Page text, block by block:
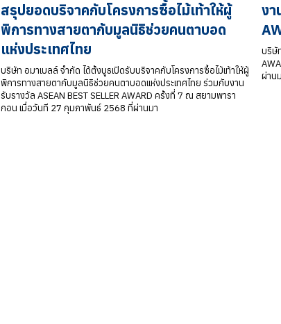
สรุปยอดบริจาคกับโครงการซื้อไม้เท้าให้ผู้
พิการทางสายตากับมูลนิธิช่วยคนตาบอด
แห่งประเทศไทย
บริษัท อมาเบลล์ จำกัด ได้ตั้งบูธเปิดรับบริจาคกับโครงการซื้อไม้เท้าให้ผู้
พิการทางสายตากับมูลนิธิช่วยคนตาบอดแห่งประเทศไทย ร่วมกับงาน
รับรางวัล ASEAN BEST SELLER AWARD ครั้งที่ 7 ณ สยามพารา
กอน เมื่อวันที 27 กุมภาพันธ์ 2568 ที่ผ่านมา
งา
บริษั
ผ่าน